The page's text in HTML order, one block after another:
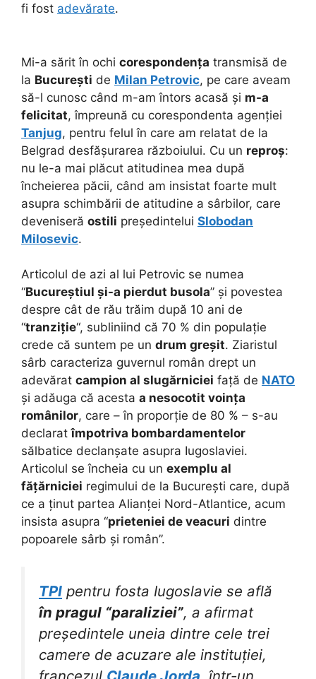
fi fost adevărate.
Mi-a sărit în ochi corespondența transmisă de
la București de Milan Petrovic, pe care aveam
să-l cunosc când m-am întors acasă și m-a
felicitat, împreună cu corespondenta agenției
Tanjug, pentru felul în care am relatat de la
Belgrad desfășurarea războiului. Cu un reproș:
nu le-a mai plăcut atitudinea mea după
încheierea păcii, când am insistat foarte mult
asupra schimbării de atitudine a sârbilor, care
deveniseră ostili președintelui Slobodan
Milosevic.
Articolul de azi al lui Petrovic se numea
“Bucureștiul și-a pierdut busola” și povestea
despre cât de rău trăim după 10 ani de
“tranziție“, subliniind că 70 % din populație
crede că suntem pe un drum greșit. Ziaristul
sârb caracteriza guvernul român drept un
adevărat campion al slugărniciei față de NATO
și adăuga că acesta a nesocotit voința
românilor, care – în proporție de 80 % – s-au
declaratîmpotriva bombardamentelor
sălbatice declanșate asupra Iugoslaviei.
Articolul se încheia cu un exemplu al
fățărniciei regimului de la București care, după
ce a ținut partea Alianței Nord-Atlantice, acum
insista asupra “prieteniei de veacuri dintre
popoarele sârb și român”.
TPI pentru fosta Iugoslavie se află
în pragul “paraliziei”, a afirmat
președintele uneia dintre cele trei
camere de acuzare ale instituției,
francezul Claude Jorda , într-un